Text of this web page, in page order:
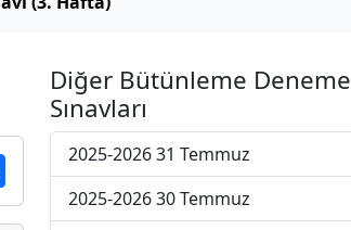
Diğer Bütünleme Deneme
Sınavları
2025-2026 31 Temmuz
2025-2026 30 Temmuz